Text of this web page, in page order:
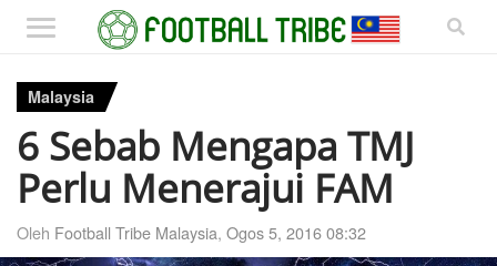
Malaysia
6 Sebab Mengapa TMJ
Perlu Menerajui FAM
Oleh Football Tribe Malaysia, Ogos 5, 2016 08:32